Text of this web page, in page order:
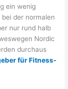
ein wenig
der normalen
nur rund halb
Nordic
durchaus
für Fitness-